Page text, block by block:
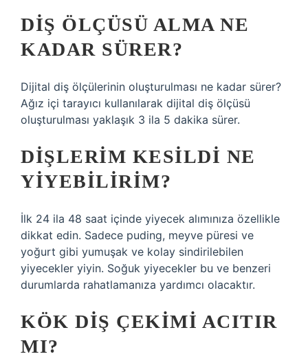
DIŞ ÖLÇÜSÜ ALMA NE
KADAR SÜRER?
Dijital diş ölçülerinin oluşturulması ne kadar sürer?
Ağız içi tarayıcı kullanılarak dijital diş ölçüsü
oluşturulması yaklaşık 3 ila 5 dakika sürer.
DIŞLERIM KESILDI NE
YIYEBILIRIM?
İlk 24 ila 48 saat içinde yiyecek alımınıza özellikle
dikkat edin. Sadece puding, meyve püresi ve
yoğurt gibi yumuşak ve kolay sindirilebilen
yiyecekler yiyin. Soğuk yiyecekler bu ve benzeri
durumlarda rahatlamanıza yardımcı olacaktır.
KÖK DIŞ ÇEKIMI ACITIR
MI?